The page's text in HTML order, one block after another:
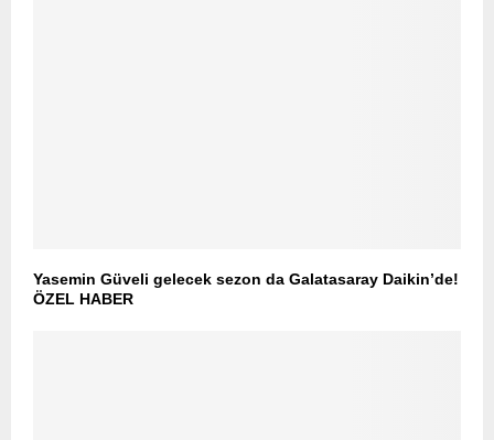
Yasemin Güveli gelecek sezon da Galatasaray Daikin’de!
ÖZEL HABER